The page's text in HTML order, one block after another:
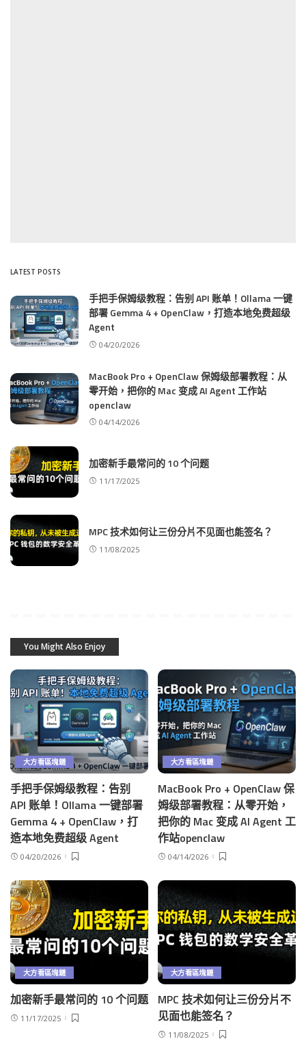
LATEST POSTS
手把手保姆级教程：告别 API 账单！Ollama 一键
部署 Gemma 4 + OpenClaw，打造本地免费超级
Agent
04/20/2026
MacBook Pro + OpenClaw 保姆级部署教程：从
零开始，把你的 Mac 变成 AI Agent 工作站
openclaw
04/14/2026
加密新手最常问的 10 个问题
11/17/2025
MPC 技术如何让三份分片不见面也能签名？
11/08/2025
You Might Also Enjoy
大方看區塊鏈
手把手保姆级教程：告别
API 账单！Ollama 一键部署
Gemma 4 + OpenClaw，打
造本地免费超级 Agent
04/20/2026
大方看區塊鏈
MacBook Pro + OpenClaw 保
姆级部署教程：从零开始，
把你的 Mac 变成 AI Agent 工
作站openclaw
04/14/2026
大方看區塊鏈
加密新手最常问的 10 个问题
11/17/2025
大方看區塊鏈
MPC 技术如何让三份分片不
见面也能签名？
11/08/2025